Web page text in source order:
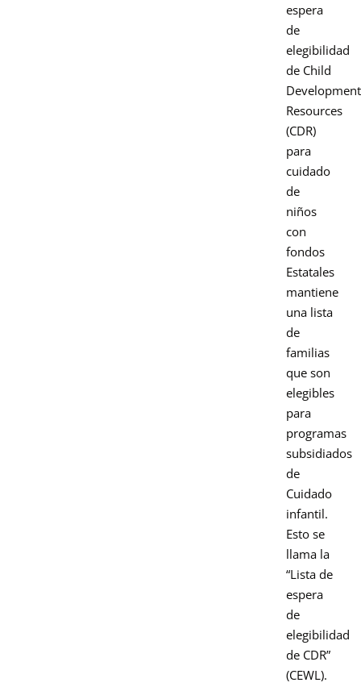
espera
de
elegibilidad
de Child
Development
Resources
(CDR)
para
cuidado
de
niños
con
fondos
Estatales
mantiene
una lista
de
familias
que son
elegibles
para
programas
subsidiados
de
Cuidado
infantil.
Esto se
llama la
“Lista de
espera
de
elegibilidad
de CDR”
(CEWL).